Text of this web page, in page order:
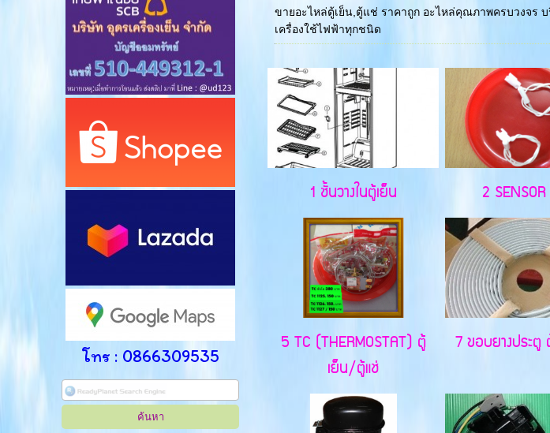
โทร : 0866309535
ขายอะไหล่ตู้เย็น,ตู้แช่ ราคาถูก อะไหล่คุณภาพครบวงจร
เครื่องใช้ไฟฟ้าทุกชนิด
1 ชั้นวางในตู้เย็น 2
5 TC (THERMOSTAT) ตู้
เย็น/ตู้แช่
7 ขอบยางประ